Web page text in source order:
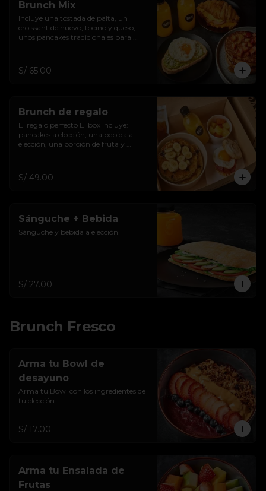
Brunch Mix
Incluye una tostada de palta, un
croissant de huevo, tocino y queso,
unos pancakes tradicionales para
S/ 65.00
Brunch de regalo
El regalo perfecto El box incluye:
pancakes a elección, una bebida a
elección, una porción de fruta y
S/ 49.00
Sánguche + Bebida
Sánguche y bebida a elección
S/ 27.00
Brunch Fresco
Arma tu Bowl de
desayuno
Arma tu Bowl con los ingredientes de
tu elección.
S/ 17.00
Arma tu Ensalada de
Frutas